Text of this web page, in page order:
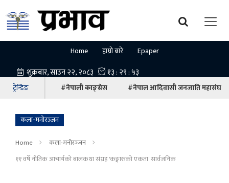
Home हाम्रो बारे Epaper
ट्रेन्डिङ #नेपाली काङ्ग्रेस #नेपाल आदिवासी जनजाति महासंघ
कला-मनोरञ्‍जन
Home
कला-मनोरञ्‍जन
११ वर्षे नीतिक आचार्यको बालकथा संग्रह 'कङ्गारुको एकता' सार्वजनिक